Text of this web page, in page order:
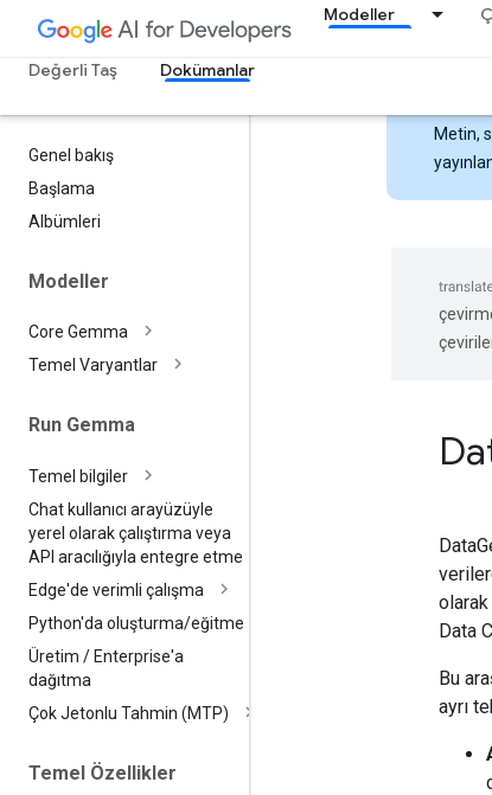
Modeller
Değerli Taş Dokümanlar
Genel bakış
Başlama
Albümleri
Modeller
Core Gemma
Temel Varyantlar
Run Gemma
Temel bilgiler
Chat kullanıcı arayüzüyle
yerel olarak çalıştırma veya
API aracılığıyla entegre etme
Edge'de verimli çalışma
Python'da oluşturma/eğitme
Üretim / Enterprise'a
dağıtma
Çok Jetonlu Tahmin (MTP)
Temel Özellikler
Metin,
Data
Bu
ayrı